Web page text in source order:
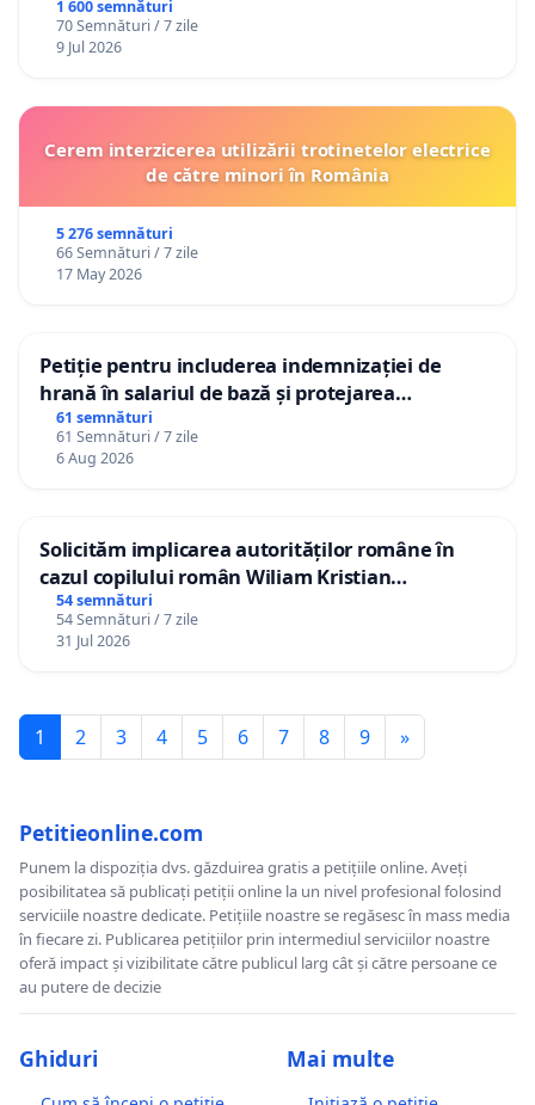
1 600 semnături
70 Semnături / 7 zile
9 Jul 2026
Cerem interzicerea utilizării trotinetelor electrice
de către minori în România
5 276 semnături
66 Semnături / 7 zile
17 May 2026
Petiție pentru includerea indemnizației de
hrană în salariul de bază și protejarea
gradațiilor de vechime pentru asistenții
personali
61 semnături
61 Semnături / 7 zile
6 Aug 2026
Solicităm implicarea autorităților române în
cazul copilului român Wiliam Kristian
Gheorghe, aflat în plasament în Danemarca de
12 ani
54 semnături
54 Semnături / 7 zile
31 Jul 2026
1 2 3 4 5 6 7 8 9 »
Petitieonline.com
Punem la dispoziția dvs. găzduirea gratis a petițiile online. Aveți
posibilitatea să publicați petiții online la un nivel profesional folosind
serviciile noastre dedicate. Petițiile noastre se regăsesc în mass media
în fiecare zi. Publicarea petițiilor prin intermediul serviciilor noastre
oferă impact și vizibilitate către publicul larg cât și către persoane ce
au putere de decizie
Ghiduri Mai multe